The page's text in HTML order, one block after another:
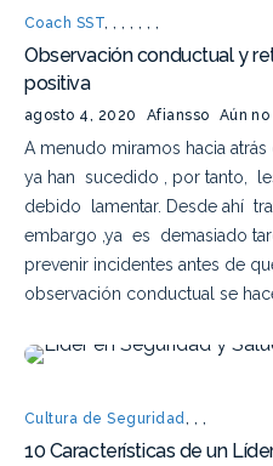
Coach SST,,,,,,,
Observación conductual y
positiva
agosto 4, 2020 Afiansso Aún
A menudo miramos hacia
ya han sucedido , por tanto,
debido lamentar. Desde ahí
embargo ,ya es demasiado
prevenir incidentes antes de
observación conductual se
Cultura de Seguridad, , ,
10 Características de un